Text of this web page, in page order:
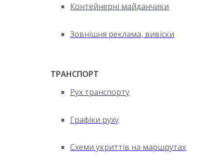
Контейнерні майданчики
Зовнішня реклама, вивіски
ТРАНСПОРТ
Рух транспорту
Графіки руху
Схеми укриттів на маршрутах